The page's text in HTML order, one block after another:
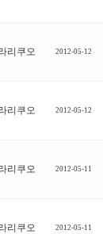
리쿠오 2012-05-12
리쿠오 2012-05-12
리쿠오 2012-05-11
리쿠오 2012-05-11